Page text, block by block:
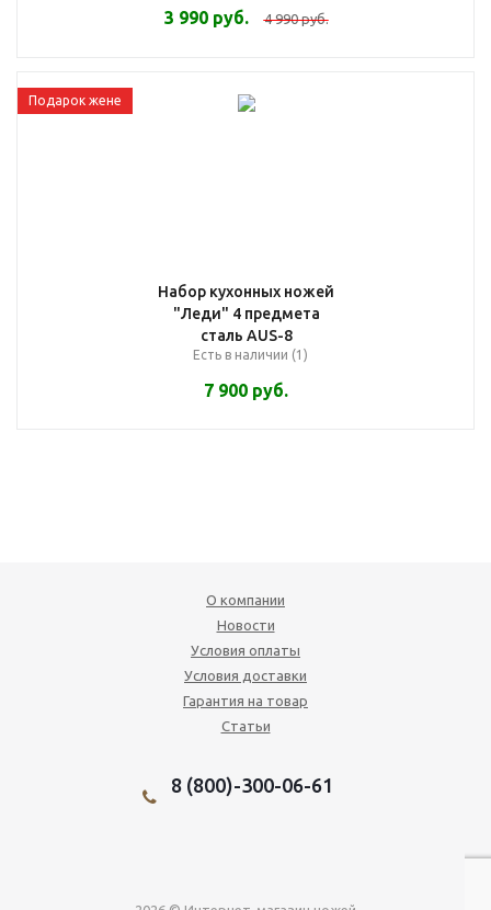
3 990руб. 4 990руб.
Подарок жене
Набор кухонных ножей
"Леди" 4 предмета
сталь AUS-8
Есть в наличии (1)
7 900 руб.
О компании
Новости
Условия оплаты
Условия доставки
Гарантия на товар
Статьи
8 (800)-300-06-61